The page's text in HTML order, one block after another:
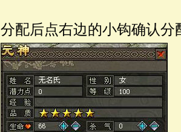
分配后点右边的小钩确认分